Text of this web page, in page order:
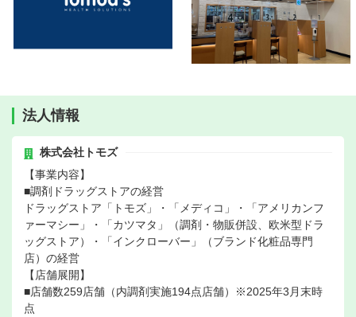
法人情報
株式会社トモズ
【事業内容】
■調剤ドラッグストアの経営
ドラッグストア「トモズ」・「メディコ」・「アメリカンフ
ァーマシー」・「カツマタ」（調剤・物販併設、欧米型ドラ
ッグストア）・「インクローバー」（ブランド化粧品専門
店）の経営
【店舗展開】
■店舗数259店舗（内調剤実施194点店舗）※2025年3月末時
点